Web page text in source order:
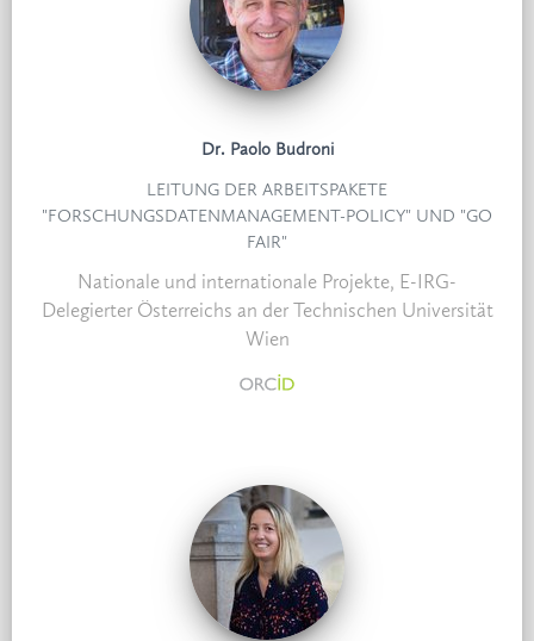
Dr. Paolo Budroni
LEITUNG DER ARBEITSPAKETE
"FORSCHUNGSDATENMANAGEMENT-POLICY" UND "GO
FAIR"
Nationale und internationale Projekte, E-IRG-
Delegierter Österreichs an der Technischen Universität
Wien